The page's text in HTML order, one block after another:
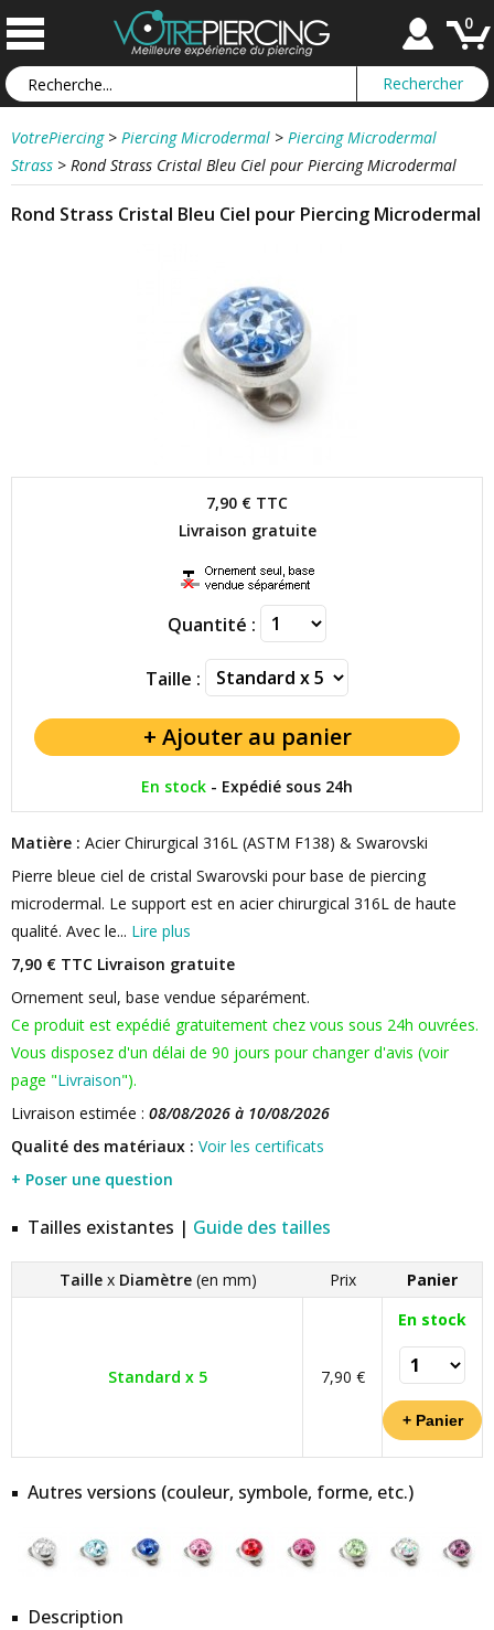
0
VotrePiercing > Piercing Microdermal > Piercing Microdermal
Strass > Rond Strass Cristal Bleu Ciel pour Piercing Microdermal
Rond Strass Cristal Bleu Ciel pour Piercing Microdermal
7,90 € TTC
Livraison gratuite
Quantité :
Taille :
En stock - Expédié sous 24h
Matière : Acier Chirurgical 316L (ASTM F138) & Swarovski
Pierre bleue ciel de cristal Swarovski pour base de piercing
microdermal. Le support est en acier chirurgical 316L de haute
qualité. Avec le... Lire plus
7,90 € TTC Livraison gratuite
Ornement seul, base vendue séparément.
Ce produit est expédié gratuitement chez vous sous 24h ouvrées.
Vous disposez d'un délai de 90 jours pour changer d'avis (voir
page "Livraison").
Livraison estimée : 08/08/2026 à 10/08/2026
Qualité des matériaux : Voir les certificats
+ Poser une question
Tailles existantes | Guide des tailles
Taille x Diamètre (en mm) Prix Panier
Standard x 5 7,90 €
En stock
Autres versions (couleur, symbole, forme, etc.)
Description